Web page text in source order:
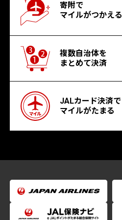
寄附で
マイルがつかえる
複数自治体を
まとめて決済
JALカード決済で
マイルがたまる